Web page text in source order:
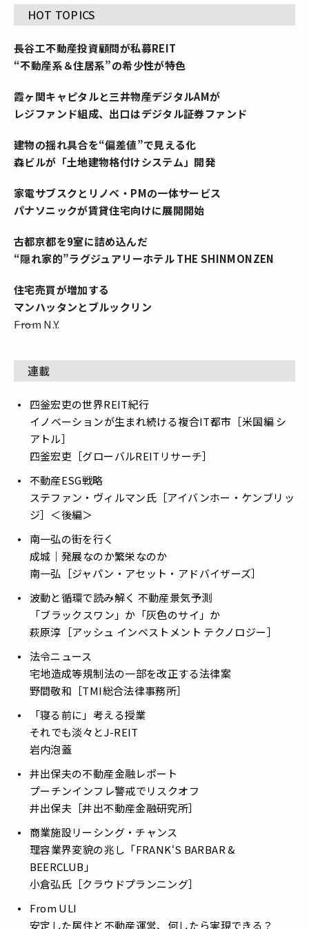
HOT TOPICS
長谷工不動産投資顧問が私募REIT
“不動産系＆住居系”の希少性が特色
霞ヶ関キャピタルと三井物産デジタルAMが
レジファンド組成、出口はデジタル証券ファンド
建物の揺れ具合を“偏差値”で見える化
森ビルが「土地建物格付けシステム」開発
家電サブスクとリノベ・PMの一体サービス
パナソニックが賃貸住宅向けに展開開始
古都京都を9室に詰め込んだ
“隠れ家的”ラグジュアリーホテル THE SHINMONZEN
住宅売買が増加する
マンハッタンとブルックリン
――From N.Y.
連載
四釡宏吏の世界REIT紀行
――イノベーションが生まれ続ける複合IT都市［米国編 シ
アトル］
四釜宏吏［グローバルREITリサーチ］
不動産ESG戦略
ステファン・ヴィルマン氏［アイバンホー・ケンブリッ
ジ］＜後編＞
南一弘の街を行く
――成城｜発展なのか繁栄なのか
南一弘［ジャパン・アセット・アドバイザーズ］
波動と循環で読み解く 不動産景気予測
――「ブラックスワン」か「灰色のサイ」か
萩原淳［アッシュ インベストメント テクノロジー］
法令ニュース
――宅地造成等規制法の一部を改正する法律案
野間敬和［TMI総合法律事務所］
「寝る前に」考える授業
――それでも淡々とJ-REIT
岩内泡蓋
井出保夫の不動産金融レポート
――プーチンインフレ警戒でリスクオフ
井出保夫［井出不動産金融研究所］
商業施設リーシング・チャンス
――理容業界変貌の兆し「FRANK‘S BARBAR &
BEERCLUB」
小倉弘氏［クラウドプランニング］
From ULI
――安定した居住と不動産運営、何したら実現できる？